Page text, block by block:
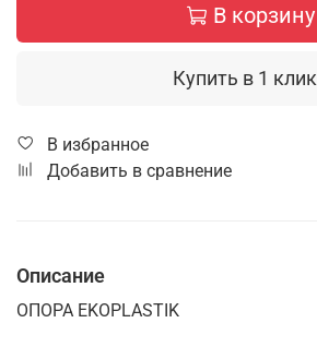
В корзину
Купить в 1 клик
В избранное
Добавить в сравнение
Описание
ОПОРА EKOPLASTIK